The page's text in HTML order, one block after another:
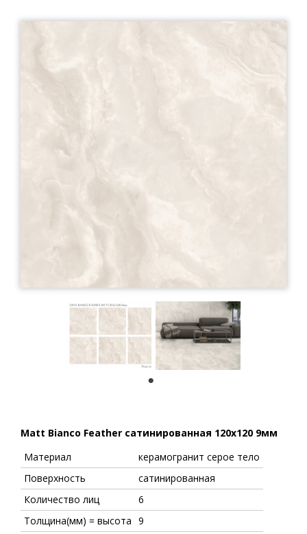
Matt Bianco Feather сатинированная 120x120 9мм
Материал
керамогранит серое тело
Поверхность
сатинированная
Количество лиц
6
Толщина(мм) = высота 9